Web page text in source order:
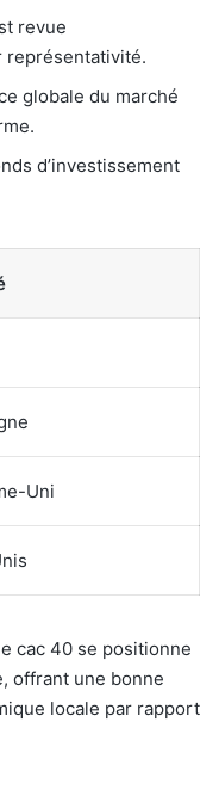
revue
globale du marché
d’investissement
Uni
cac 40 se positionne
offrant une bonne
locale par rapport